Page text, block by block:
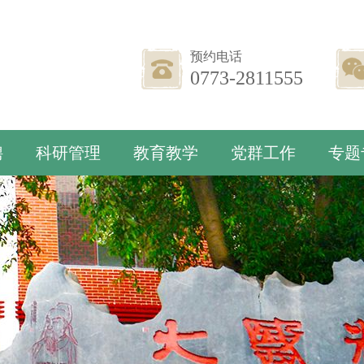
预约电话
0773-2811555
科研管理 教育教学 党群工作 专